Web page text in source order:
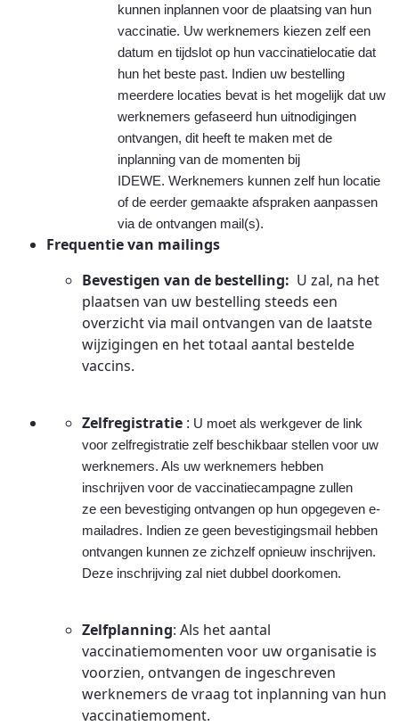
kunnen inplannen voor de plaatsing van hun
vaccinatie. Uw werknemers kiezen zelf een
datum en tijdslot op hun vaccinatielocatie dat
hun het beste past. Indien uw bestelling
meerdere locaties bevat is het mogelijk dat uw
werknemers gefaseerd hun uitnodigingen
ontvangen, dit heeft te maken met de
inplanning van de momenten bij
IDEWE. Werknemers kunnen zelf hun locatie
of de eerder gemaakte afspraken aanpassen
via de ontvangen mail(s).
Frequentie van mailings
Bevestigen van de bestelling: U zal, na het
plaatsen van uw bestelling steeds een
overzicht via mail ontvangen van de laatste
wijzigingen en het totaal aantal bestelde
vaccins.
Zelfregistratie : U moet als werkgever de link
voor zelfregistratie zelf beschikbaar stellen voor uw
werknemers. Als uw werknemers hebben
inschrijven voor de vaccinatiecampagne zullen
ze een bevestiging ontvangen op hun opgegeven e-
mailadres. Indien ze geen bevestigingsmail hebben
ontvangen kunnen ze zichzelf opnieuw inschrijven.
Deze inschrijving zal niet dubbel doorkomen.
Zelfplanning: Als het aantal
vaccinatiemomenten voor uw organisatie is
voorzien, ontvangen de ingeschreven
werknemers de vraag tot inplanning van hun
vaccinatiemoment.